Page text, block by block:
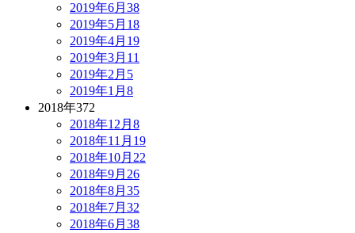
2019年6月 38
2019年5月 18
2019年4月 19
2019年3月 11
2019年2月 5
2019年1月 8
2018年372
2018年12月 8
2018年11月 19
2018年10月 22
2018年9月 26
2018年8月 35
2018年7月 32
2018年6月 38